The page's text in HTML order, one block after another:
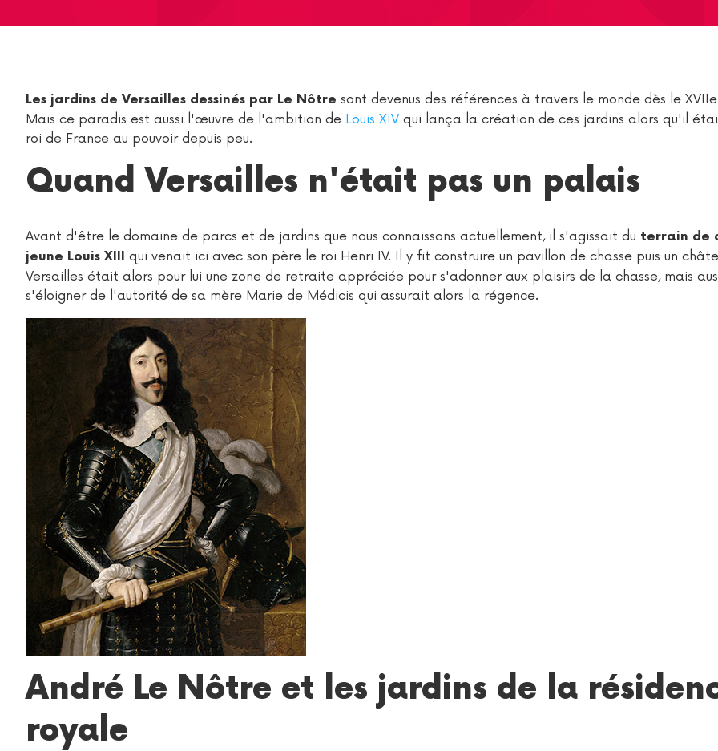
Les jardins de Versailles dessinés par Le Nôtre sont devenus des références à travers le monde dès le
Mais ce paradis est aussi l'œuvre de l'ambition de Louis XIV qui lança la création de ces jardins alors qu'il
roi de France au pouvoir depuis peu.
Quand Versailles n'était pas un palais
Avant d'être le domaine de parcs et de jardins que nous connaissons actuellement, il s'agissait du terrain de
jeune Louis XIII qui venait ici avec son père le roi Henri IV. Il y fit construire un pavillon de chasse puis un
Versailles était alors pour lui une zone de retraite appréciée pour s'adonner aux plaisirs de la chasse, mais
s'éloigner de l'autorité de sa mère Marie de Médicis qui assurait alors la régence.
André Le Nôtre et les jardins de la
royale